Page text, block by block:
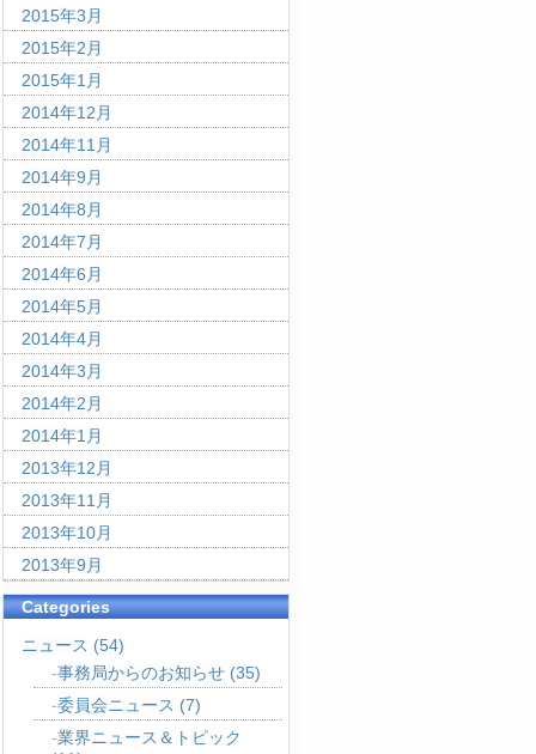
2015年3月
2015年2月
2015年1月
2014年12月
2014年11月
2014年9月
2014年8月
2014年7月
2014年6月
2014年5月
2014年4月
2014年3月
2014年2月
2014年1月
2013年12月
2013年11月
2013年10月
2013年9月
Categories
ニュース (54)
事務局からのお知らせ (35)
委員会ニュース (7)
業界ニュース＆トピック